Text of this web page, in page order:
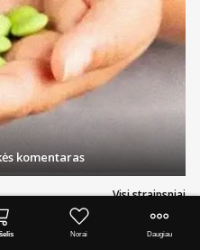
Visi straipsniai
komentaras
Norai Daugiau